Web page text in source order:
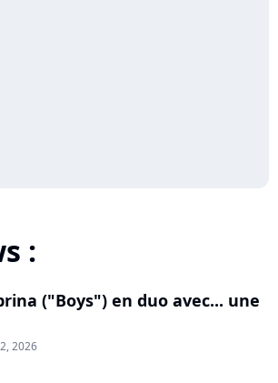
:
("Boys") en duo avec... une
2026